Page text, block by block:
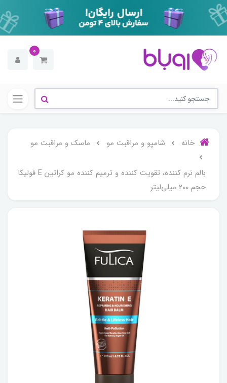
0
خانه شامپو و مراقبت مو ماسک و مراقبت مو
بالم نرم کننده، تقویت کننده و ترمیم کننده مو کراتین E فولیکا
حجم 200 میلی‌لیتر